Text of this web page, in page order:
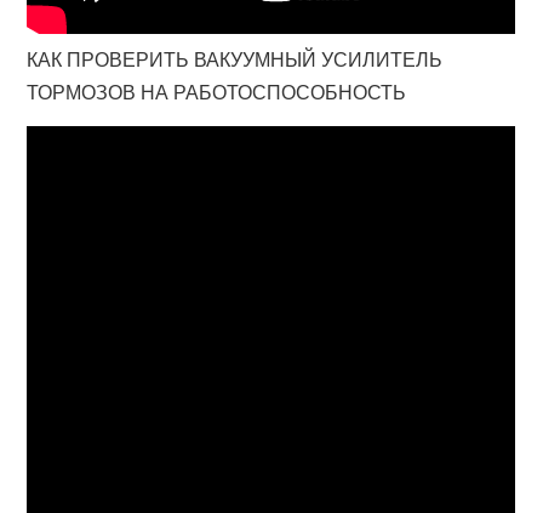
КАК ПРОВЕРИТЬ ВАКУУМНЫЙ УСИЛИТЕЛЬ
ТОРМОЗОВ НА РАБОТОСПОСОБНОСТЬ